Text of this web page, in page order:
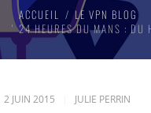
ACCUEIL
LE VPN BLOG
24 HEURES DU MANS : DU
2 JUIN 2015 JULIE PERRIN